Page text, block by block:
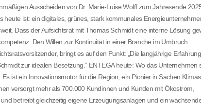
Ausscheiden von Dr. Marie-Luise Wolff zum Jahresende
ist: ein digitales, grünes, stark kommunales
Dass der Aufsichtsrat mit Thomas Schmidt eine interne Lösung
Den Willen zur Kontinuität in einer Branche im Umbruch.
bringt es auf den Punkt: „Die langjährige
zur idealen Besetzung.“ ENTEGA heute: Wo das Unternehmen
ist ein Innovationsmotor für die Region, ein Pionier in Sachen
versorgt mehr als 700.000 Kundinnen und Kunden mit Ökostrom,
betreibt gleichzeitig eigene Erzeugungsanlagen und ein